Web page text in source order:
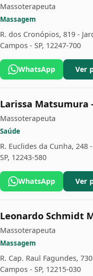
Massoterapeuta
Massagem
R. dos Cronópios, 819 -
Campos - SP, 12247-700
WhatsApp Ver
Larissa Matsumura
Massoterapeuta
Saúde
R. Euclides da Cunha, 248
SP, 12243-580
WhatsApp Ver
Leonardo Schmidt
Massoterapeuta
Massagem
R. Cap. Raul Fagundes,
Campos - SP, 12215-030